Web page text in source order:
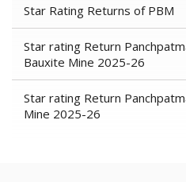
Star Rating Returns of PBM
Star rating Return
Bauxite Mine 2025-26
Star rating Return
Mine 2025-26